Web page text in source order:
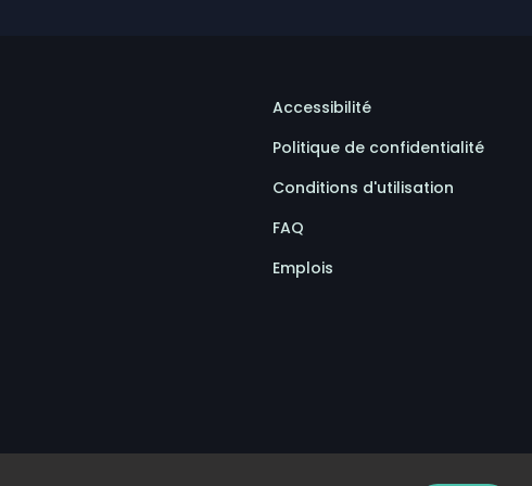
Accessibilité
Politique de confidentialité
Conditions d'utilisation
FAQ
Emplois